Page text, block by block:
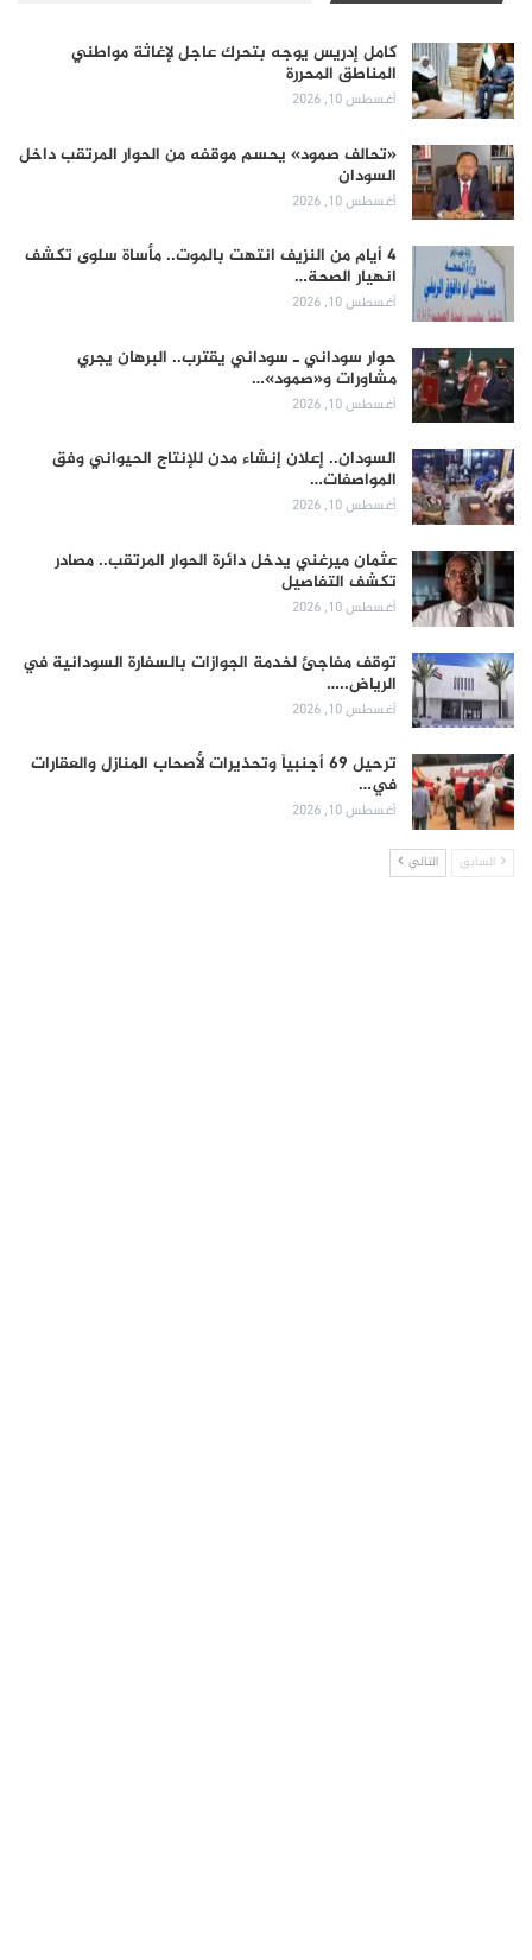
كامل إدريس يوجه بتحرك عاجل لإغاثة مواطني
المناطق المحررة
أغسطس 10, 2026
«تحالف صمود» يحسم موقفه من الحوار المرتقب داخل
السودان
أغسطس 10, 2026
4 أيام من النزيف انتهت بالموت.. مأساة سلوى تكشف
انهيار الصحة…
أغسطس 10, 2026
حوار سوداني ـ سوداني يقترب.. البرهان يجري
مشاورات و«صمود»…
أغسطس 10, 2026
السودان.. إعلان إنشاء مدن للإنتاج الحيواني وفق
المواصفات…
أغسطس 10, 2026
عثمان ميرغني يدخل دائرة الحوار المرتقب.. مصادر
تكشف التفاصيل
أغسطس 10, 2026
توقف مفاجئ لخدمة الجوازات بالسفارة السودانية في
الرياض..…
أغسطس 10, 2026
ترحيل 69 أجنبياً وتحذيرات لأصحاب المنازل والعقارات
في…
أغسطس 10, 2026
السابق التالي